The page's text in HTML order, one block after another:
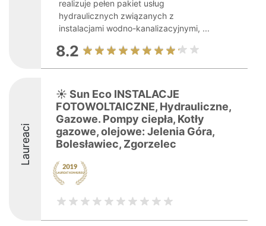
realizuje pełen pakiet usług
hydraulicznych związanych z
instalacjami wodno-kanalizacyjnymi, ...
8.2
Laureaci
☀️ Sun Eco INSTALACJE
FOTOWOLTAICZNE, Hydrauliczne,
Gazowe. Pompy ciepła, Kotły
gazowe, olejowe: Jelenia Góra,
Bolesławiec, Zgorzelec